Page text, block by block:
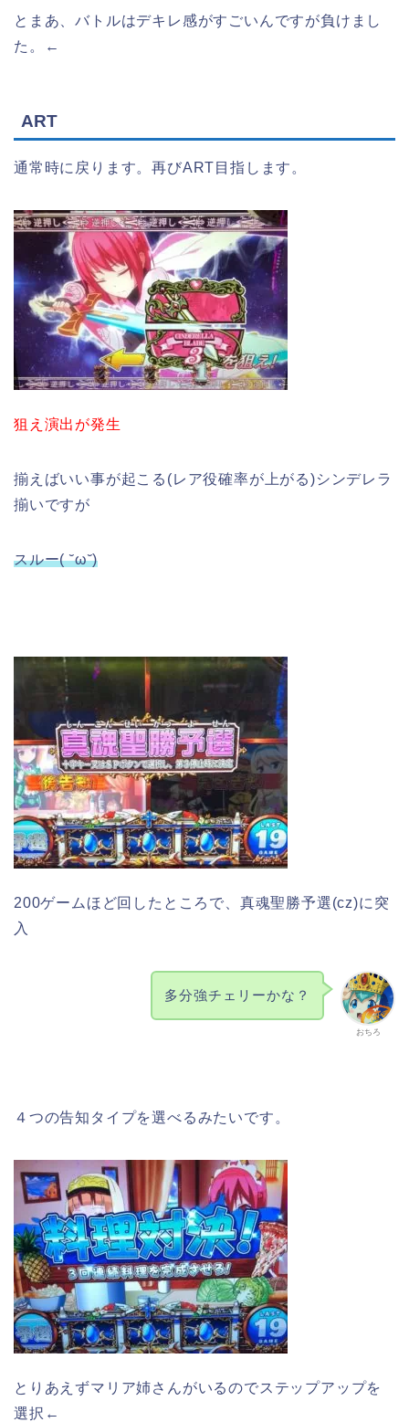
とまあ、バトルはデキレ感がすごいんですが負けまし
た。←
ART
通常時に戻ります。再びART目指します。
狙え演出が発生
揃えばいい事が起こる(レア役確率が上がる)シンデレラ
揃いですが
スルー( ˘ω˘)
200ゲームほど回したところで、真魂聖勝予選(cz)に突
入
おちろ
多分強チェリーかな？
４つの告知タイプを選べるみたいです。
とりあえずマリア姉さんがいるのでステップアップを
選択←